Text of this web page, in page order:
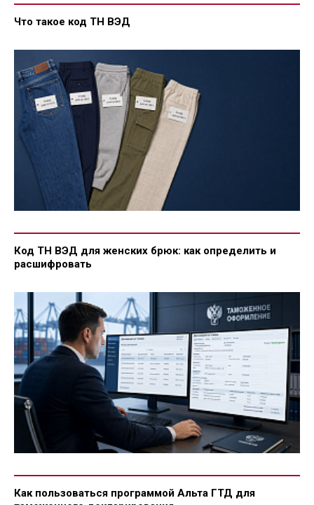
Что такое код ТН ВЭД
Код ТН ВЭД для женских брюк: как определить и
расшифровать
Как пользоваться программой Альта ГТД для